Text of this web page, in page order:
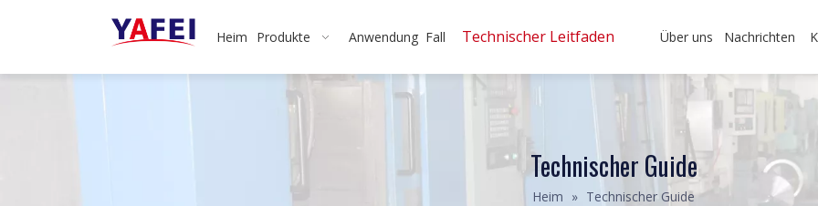
Heim Produkte Anwendung Fall Technischer Leitfaden Über uns Nachrichten
Technischer Guide
Heim » Technischer Guide